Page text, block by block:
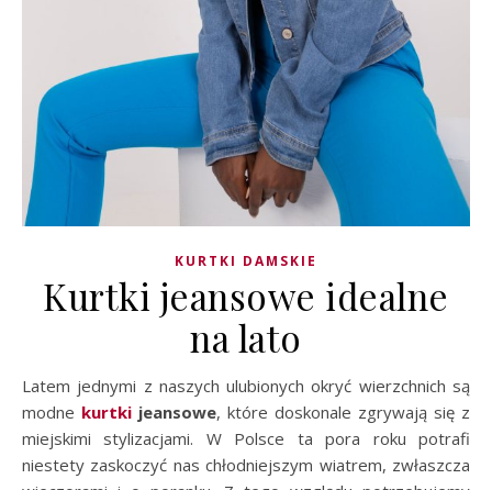
KURTKI DAMSKIE
Kurtki jeansowe idealne
na lato
Latem jednymi z naszych ulubionych okryć wierzchnich są
modne kurtki jeansowe, które doskonale zgrywają się z
miejskimi stylizacjami. W Polsce ta pora roku potrafi
niestety zaskoczyć nas chłodniejszym wiatrem, zwłaszcza